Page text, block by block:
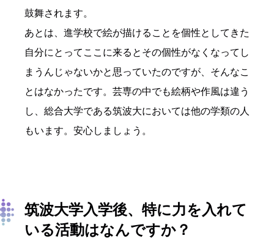
鼓舞されます。
あとは、進学校で絵が描けることを個性としてきた
自分にとってここに来るとその個性がなくなってし
まうんじゃないかと思っていたのですが、そんなこ
とはなかったです。芸専の中でも絵柄や作風は違う
し、総合大学である筑波大においては他の学類の人
もいます。安心しましょう。
筑波大学入学後、特に力を入れて
いる活動はなんですか？